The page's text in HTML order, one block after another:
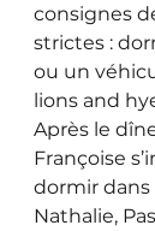
consignes
strictes :
ou un
lions and
Après le
Françoise
dormir dans
Nathalie,